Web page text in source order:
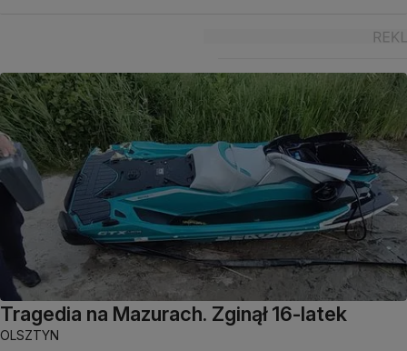
Tragedia na Mazurach. Zginął 16-latek
OLSZTYN